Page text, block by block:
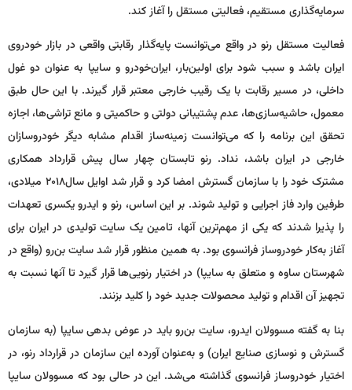
سرمایه‌گذاری مستقیم، فعالیتی مستقل را آغاز کند.
فعالیت مستقل رنو در واقع می‌توانست پایه‌گذار رقابتی واقعی در بازار خودروی
ایران باشد و سبب شود برای اولین‌بار، ایران‌خودرو و سایپا به عنوان دو غول
داخلی، در مسیر رقابت با یک رقیب خارجی معتبر قرار گیرند. با این حال طبق
معمول، حاشیه‌سازی‌ها، عدم پشتیبانی دولتی و حاکمیتی و مانع تراشی‌ها، اجازه
تحقق این برنامه را که می‌توانست زمینه‌ساز اقدام مشابه دیگر خودروسازان
خارجی در ایران باشد، نداد. رنو تابستان چهار سال پیش قرارداد همکاری
مشترک خود را با سازمان گسترش امضا کرد و قرار شد اوایل سال‌۲۰۱۸ میلادی،
طرفین وارد فاز اجرایی و تولید شوند. بر این اساس، رنو و ایدرو یکسری تعهدات
را پذیرا شدند که یکی از مهم‌ترین آنها، تامین یک سایت تولیدی در ایران برای
آغاز به‌کار خودروساز فرانسوی بود. به همین منظور قرار شد سایت بن‌رو (واقع در
شهرستان ساوه و متعلق به سایپا) در اختیار رنویی‌ها قرار گیرد تا آنها نسبت به
تجهیز آن اقدام و تولید محصولات جدید خود را کلید بزنند.
بنا به گفته مسوولان ایدرو، سایت بن‌رو باید در عوض بدهی سایپا (به سازمان
گسترش و نوسازی صنایع ایران) و به‌عنوان آورده این سازمان در قرارداد رنو، در
اختیار خودروساز فرانسوی گذاشته می‌شد. این در حالی بود که مسوولان سایپا